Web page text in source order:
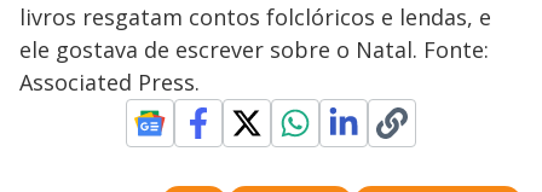
livros resgatam contos folclóricos e lendas, e
ele gostava de escrever sobre o Natal. Fonte:
Associated Press.